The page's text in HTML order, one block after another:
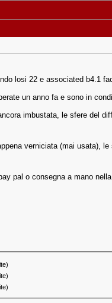
losi 22 e associated b4.1
un anno fa e sono in
imbustata, le sfere del
verniciata (mai usata),
pal o consegna a mano